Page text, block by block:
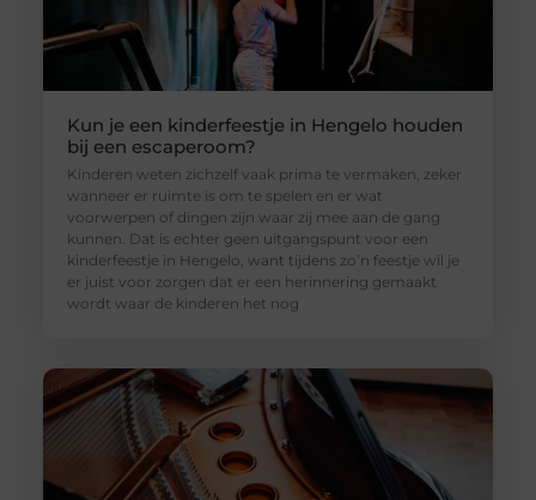
Kun je een kinderfeestje in Hengelo houden
bij een escaperoom?
Kinderen weten zichzelf vaak prima te vermaken, zeker
wanneer er ruimte is om te spelen en er wat
voorwerpen of dingen zijn waar zij mee aan de gang
kunnen. Dat is echter geen uitgangspunt voor een
kinderfeestje in Hengelo, want tijdens zo’n feestje wil je
er juist voor zorgen dat er een herinnering gemaakt
wordt waar de kinderen het nog